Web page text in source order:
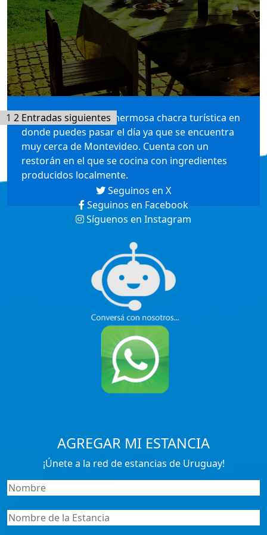
La Macarena es una hermosa chacra turística en
donde puedes pasar el día ya que se encuentra
muy cerca de Montevideo. Cuenta con un
restorán en el que se cocina con ingredientes
producidos localmente.
Paginación
entradas
1 2 Entradas siguientes
Seguinos en X
Seguinos en Facebook
Síguenos en Instagram
AGREGAR MI ESTANCIA
¡Únete a la red de estancias de Uruguay!